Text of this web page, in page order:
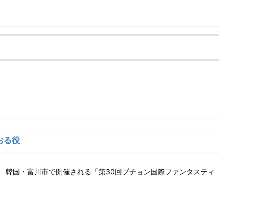
る役
・富川市で開催される「第30回プチョン国際ファンタスティ